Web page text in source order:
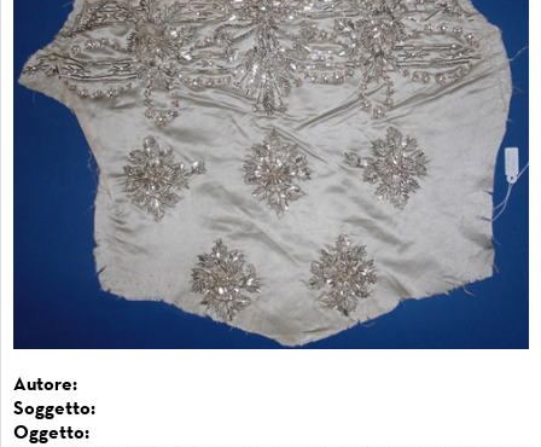
Autore:
Soggetto:
Oggetto: